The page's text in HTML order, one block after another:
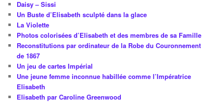
Daisy – Sissi
Un Buste d’Elisabeth sculpté dans la glace
La Violette
Photos colorisées d’Elisabeth et des membres de sa Famille
Reconstitutions par ordinateur de la Robe du Couronnement
de 1867
Un jeu de cartes Impérial
Une jeune femme inconnue habillée comme l’Impératrice
Elisabeth
Elisabeth par Caroline Greenwood